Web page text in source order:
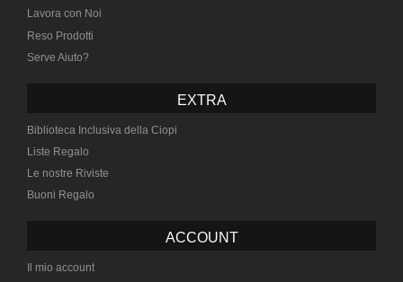
Lavora con Noi
Reso Prodotti
Serve Aiuto?
EXTRA
Biblioteca Inclusiva della Ciopi
Liste Regalo
Le nostre Riviste
Buoni Regalo
ACCOUNT
Il mio account